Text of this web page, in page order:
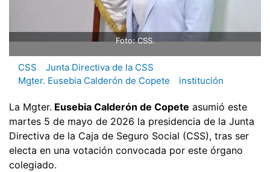
Foto: CSS.
CSS
Junta Directiva de la CSS
Mgter. Eusebia Calderón de Copete
institución
La Mgter. Eusebia Calderón de Copete asumió este
martes 5 de mayo de 2026 la presidencia de la Junta
Directiva de la Caja de Seguro Social (CSS), tras ser
electa en una votación convocada por este órgano
colegiado.